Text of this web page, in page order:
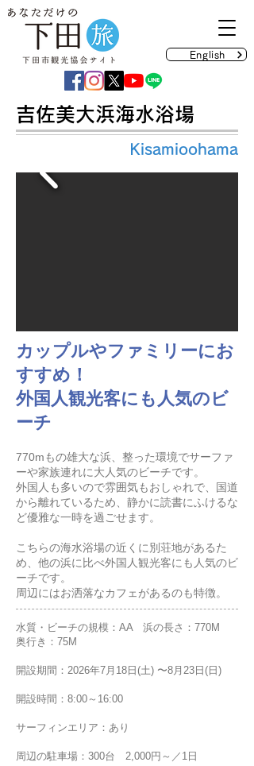
English
吉佐美大浜海水浴場
Kisamioohama
カップルやファミリーにお
すすめ！
外国人観光客にも人気のビ
ーチ
770mもの雄大な浜、整った環境でサーファ
ーや家族連れに大人気のビーチです。
外国人も多いので雰囲気もおしゃれで、国道
から離れているため、静かに読書にふけるな
ど優雅な一時を過ごせます。
こちらの海水浴場の近くに別荘地があるた
め、他の浜に比べ外国人観光客にも人気のビ
ーチです。
周辺にはお洒落なカフェがあるのも特徴。
水質・ビーチの規模：AA 浜の長さ：770M
奥行き：75M
開設期間：2026年7月18日(土) 〜8月23日(日)
開設時間：8:00～16:00
サーフィンエリア：あり
周辺の駐車場：300台 2,000円～／1日